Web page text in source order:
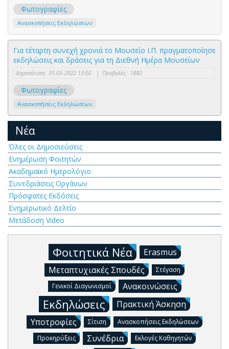
Φωτογραφίες
Ανασκοπήσεις Εκδηλώσεων
Για τέταρτη συνεχή χρονιά το Μουσείο Ι.Π. πραγματοποίησε
εκδηλώσεις και δράσεις για τη Διεθνή Ημέρα Μουσείων
Δημοσίευση: 31-05-2022 13:02 | Προβολές: 1882
Φωτογραφίες
Ανασκοπήσεις Εκδηλώσεων
Νέα
Όλες οι Δημοσιεύσεις
Ενημέρωση Φοιτητών
Ακαδημαϊκό Ημερολόγιο
Συνεδριάσεις Οργάνων
Πρόσφατες Εκδόσεις
Ενημερωτικό Δελτίο
Μετάδοση Video
Φοιτητικά Νέα
Erasmus
Μεταπτυχιακές Σπουδές
Στέγαση
Γενικοί Διαγωνισμοί
Ανακοινώσεις
Εκδηλώσεις
Πρακτική Άσκηση
Υποτροφίες
Σίτιση
Ανασκοπήσεις Εκδηλώσεων
Προκηρύξεις
Συνέδρια Εκλογές Καθηγητών